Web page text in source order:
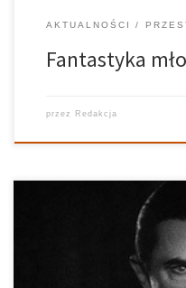
AKTUALNOŚCI
Fantastyka
przez Redakcja
Zanim zaczniemy naszą
kogo masz przed oczami,